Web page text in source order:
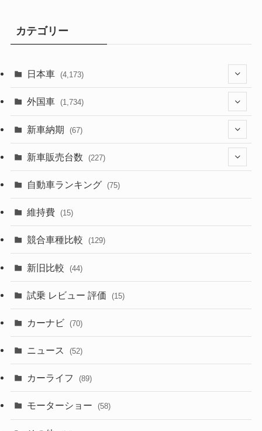
カテゴリー
日本車 (4,173)
(1,321)
(329)
(357)
(328)
(253)
外国車 (1,734)
(242)
(85)
(84)
(50)
(43)
(6)
(9)
(58)
(28)
(27)
(26)
新車納期 (67)
(28)
(8)
(3)
(3)
新車販売台数 (227)
(21)
(5)
(7)
自動車ランキング (75)
維持費 (15)
競合車種比較 (129)
新旧比較 (44)
試乗 レビュー 評価 (15)
カーナビ (70)
ニュース (52)
カーライフ (89)
モーターショー (58)